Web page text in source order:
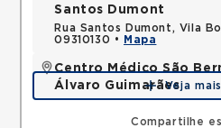
Compartilhe
Santos Dumont
Rua Santos Dumont, Vila
09310130 •
Mapa
Centro Médico São
Álvaro Guimarães
Avenida Alvaro Guimaraes,
do Campo, SP, 09810010 •
Veja